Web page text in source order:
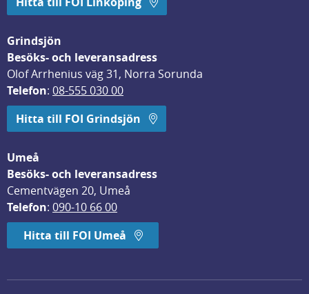
Grindsjön
Besöks- och leveransadress
Olof Arrhenius väg 31, Norra Sorunda
Telefon: 08-555 030 00
Hitta till FOI Grindsjön
Umeå
Besöks- och leveransadress
Cementvägen 20, Umeå
Telefon: 090-10 66 00
Hitta till FOI Umeå